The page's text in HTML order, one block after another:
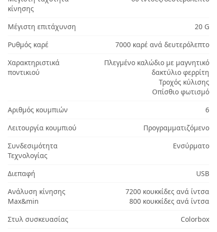
κίνησης
Μέγιστη επιτάχυνση
20 G
Ρυθμός καρέ
7000 καρέ ανά δευτερόλεπτο
Χαρακτηριστικά
ποντικιού
Πλεγμένο καλώδιο με μαγνητικό
δακτύλιο φερρίτη
Τροχός κύλισης
Οπίσθιο φωτισμό
Αριθμός κουμπιών
6
Λειτουργία κουμπιού
Προγραμματιζόμενο
Συνδεσιμότητα
Τεχνολογίας
Ενσύρματο
Διεπαφή
USB
Ανάλυση κίνησης
Max&min
7200 κουκκίδες ανά ίντσα
800 κουκκίδες ανά ίντσα
Στυλ συσκευασίας
Colorbox